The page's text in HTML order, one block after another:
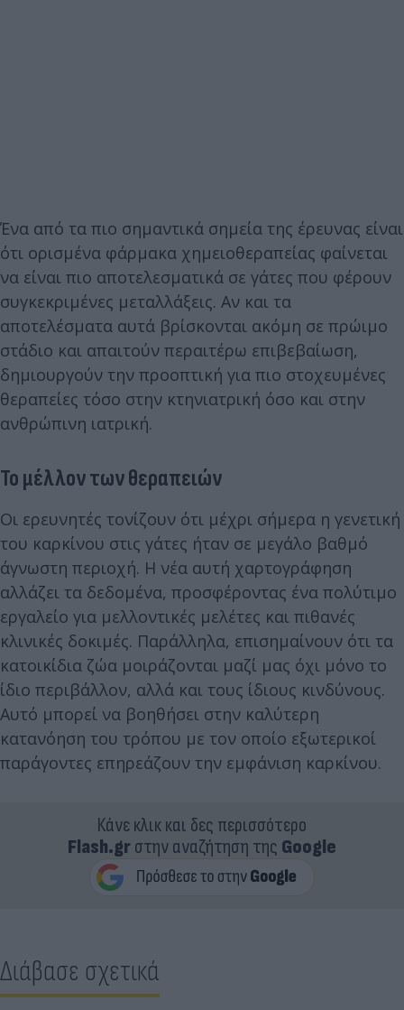
Ένα από τα πιο σημαντικά σημεία της έρευνας είναι
ότι ορισμένα φάρμακα χημειοθεραπείας φαίνεται
να είναι πιο αποτελεσματικά σε γάτες που φέρουν
συγκεκριμένες μεταλλάξεις. Αν και τα
αποτελέσματα αυτά βρίσκονται ακόμη σε πρώιμο
στάδιο και απαιτούν περαιτέρω επιβεβαίωση,
δημιουργούν την προοπτική για πιο στοχευμένες
θεραπείες τόσο στην κτηνιατρική όσο και στην
ανθρώπινη ιατρική.
Το μέλλον των θεραπειών
Οι ερευνητές τονίζουν ότι μέχρι σήμερα η γενετική
του καρκίνου στις γάτες ήταν σε μεγάλο βαθμό
άγνωστη περιοχή. Η νέα αυτή χαρτογράφηση
αλλάζει τα δεδομένα, προσφέροντας ένα πολύτιμο
εργαλείο για μελλοντικές μελέτες και πιθανές
κλινικές δοκιμές. Παράλληλα, επισημαίνουν ότι τα
κατοικίδια ζώα μοιράζονται μαζί μας όχι μόνο το
ίδιο περιβάλλον, αλλά και τους ίδιους κινδύνους.
Αυτό μπορεί να βοηθήσει στην καλύτερη
κατανόηση του τρόπου με τον οποίο εξωτερικοί
παράγοντες επηρεάζουν την εμφάνιση καρκίνου.
Κάνε κλικ και δες περισσότερο
Flash.grστην αναζήτηση της Google
Διάβασε σχετικά